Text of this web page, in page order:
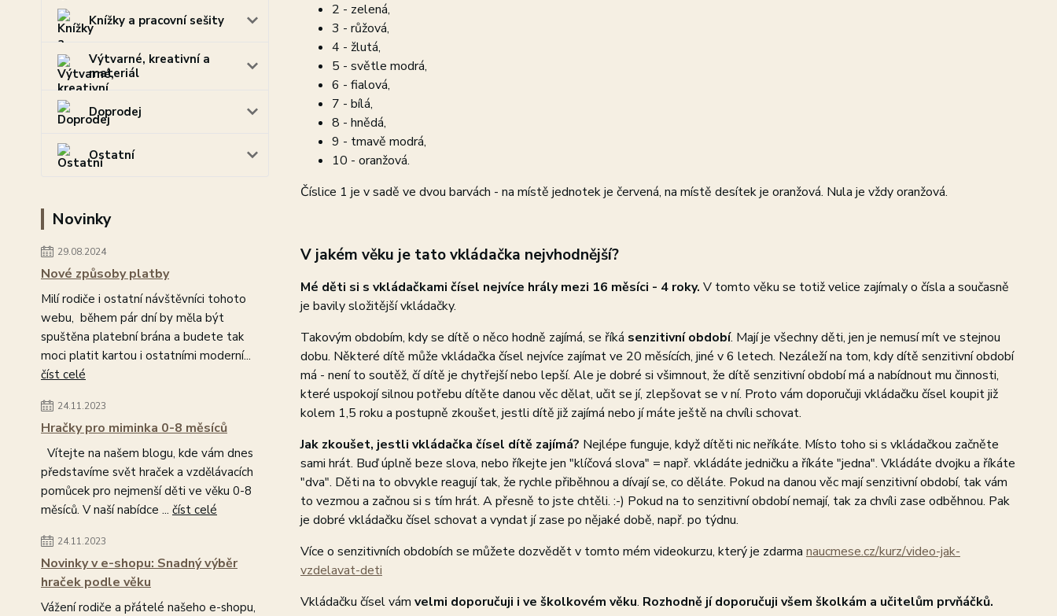
Knížky a pracovní sešity
Výtvarné, kreativní a
materiál
Doprodej
Ostatní
Novinky
29.08.2024
Nové způsoby platby
Milí rodiče i ostatní návštěvníci tohoto
webu, během pár dní by měla být
spuštěna platební brána a budete tak
moci platit kartou i ostatními moderní...
číst celé
24.11.2023
Hračky pro miminka 0-8 měsíců
Vítejte na našem blogu, kde vám dnes
představíme svět hraček a vzdělávacích
pomůcek pro nejmenší děti ve věku 0-8
měsíců. V naší nabídce ... číst celé
24.11.2023
Novinky v e-shopu: Snadný výběr
hraček podle věku
Vážení rodiče a přátelé našeho e-shopu,
2 - zelená,
3 - růžová,
4 - žlutá,
5 - světle modrá,
6 - fialová,
7 - bílá,
8 - hnědá,
9 - tmavě modrá,
10 - oranžová.
Číslice 1 je v sadě ve dvou barvách - na místě jednotek je červená, na místě desítek je oranžová. Nula je vždy oranžová.
V jakém věku je tato vkládačka nejvhodnější?
Mé děti si s vkládačkami čísel nejvíce hrály mezi 16 měsíci - 4 roky. V tomto věku se totiž velice zajímaly o čísla a současně
je bavily složitější vkládačky.
Takovým obdobím, kdy se dítě o něco hodně zajímá, se říká senzitivní období. Mají je všechny děti, jen je nemusí mít ve stejnou
dobu. Některé dítě může vkládačka čísel nejvíce zajímat ve 20 měsících, jiné v 6 letech. Nezáleží na tom, kdy dítě senzitivní období
má - není to soutěž, čí dítě je chytřejší nebo lepší. Ale je dobré si všimnout, že dítě senzitivní období má a nabídnout mu činnosti,
které uspokojí silnou potřebu dítěte danou věc dělat, učit se jí, zlepšovat se v ní. Proto vám doporučuji vkládačku čísel koupit již
kolem 1,5 roku a postupně zkoušet, jestli dítě již zajímá nebo jí máte ještě na chvíli schovat.
Jak zkoušet, jestli vkládačka čísel dítě zajímá? Nejlépe funguje, když dítěti nic neříkáte. Místo toho si s vkládačkou začněte
sami hrát. Buď úplně beze slova, nebo říkejte jen "klíčová slova" = např. vkládáte jedničku a říkáte "jedna". Vkládáte dvojku a říkáte
"dva". Děti na to obvykle reagují tak, že rychle přiběhnou a dívají se, co děláte. Pokud na danou věc mají senzitivní období, tak vám
to vezmou a začnou si s tím hrát. A přesně to jste chtěli. :-) Pokud na to senzitivní období nemají, tak za chvíli zase odběhnou. Pak
je dobré vkládačku čísel schovat a vyndat jí zase po nějaké době, např. po týdnu.
Více o senzitivních obdobích se můžete dozvědět v tomto mém videokurzu, který je zdarma naucmese.cz/kurz/video-jak-
vzdelavat-deti
Vkládačku čísel vám velmi doporučuji i ve školkovém věku. Rozhodně jí doporučuji všem školkám a učitelům prvňáčků.